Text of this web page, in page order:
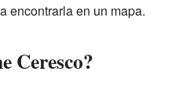
encontrarla en un mapa.
Ceresco?